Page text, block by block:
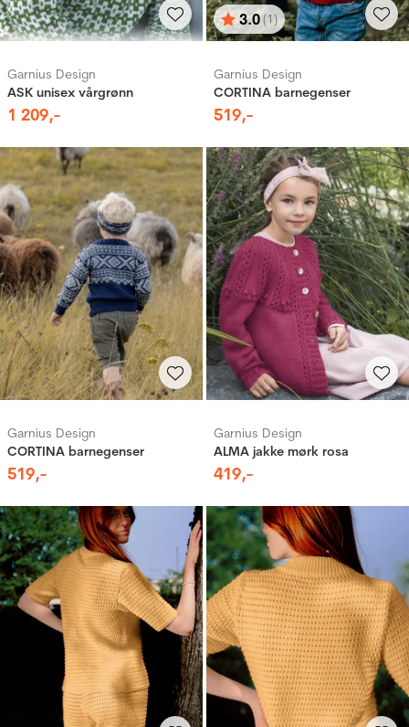
Garnius Design
ASK unisex vårgrønn
1 209,-
Karakter:
3.0(1)
av 5 mulige
Garnius Design
CORTINA barnegenser
519,-
Garnius Design
CORTINA barnegenser
519,-
Garnius Design
ALMA jakke mørk rosa
419,-